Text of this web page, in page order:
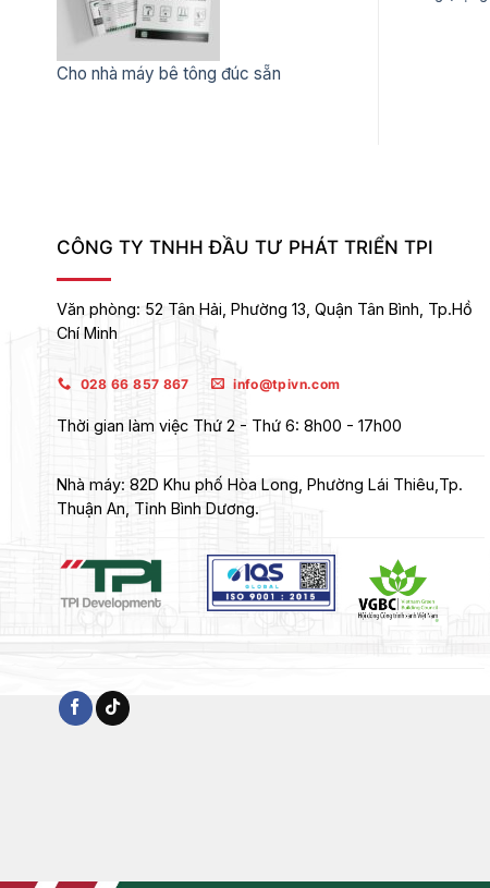
Cho nhà máy bê tông đúc sẵn
CÔNG TY TNHH ĐẦU TƯ PHÁT TRIỂN TPI
Văn phòng: 52 Tân Hải, Phường 13, Quận Tân Bình, Tp.Hồ
Chí Minh
028 66 857 867 info@tpivn.com
Thời gian làm việc Thứ 2 - Thứ 6: 8h00 - 17h00
Nhà máy: 82D Khu phố Hòa Long, Phường Lái Thiêu,Tp.
Thuận An, Tỉnh Bình Dương.